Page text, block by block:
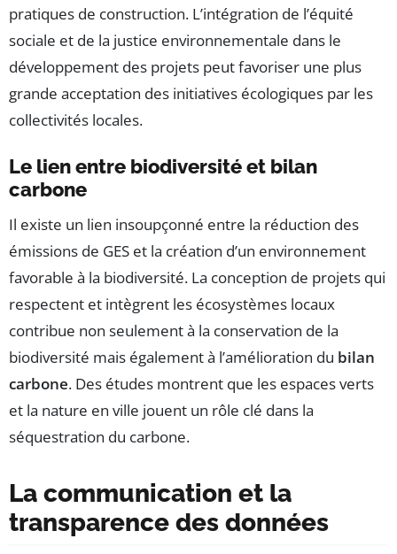
pratiques de construction. L’intégration de l’équité
sociale et de la justice environnementale dans le
développement des projets peut favoriser une plus
grande acceptation des initiatives écologiques par les
collectivités locales.
Le lien entre biodiversité et bilan
carbone
Il existe un lien insoupçonné entre la réduction des
émissions de GES et la création d’un environnement
favorable à la biodiversité. La conception de projets qui
respectent et intègrent les écosystèmes locaux
contribue non seulement à la conservation de la
biodiversité mais également à l’amélioration du bilan
carbone. Des études montrent que les espaces verts
et la nature en ville jouent un rôle clé dans la
séquestration du carbone.
La communication et la
transparence des données